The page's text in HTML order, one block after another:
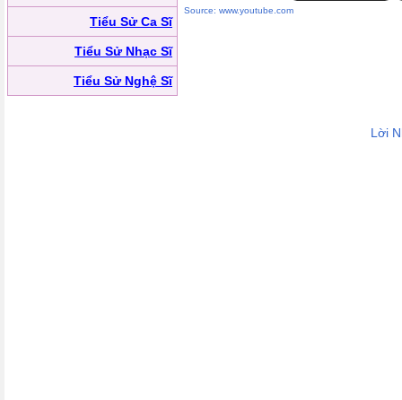
Tiểu Sử Ca Sĩ
Tiểu Sử Nhạc Sĩ
Tiểu Sử Nghệ Sĩ
Source: www.youtube.com
Lời